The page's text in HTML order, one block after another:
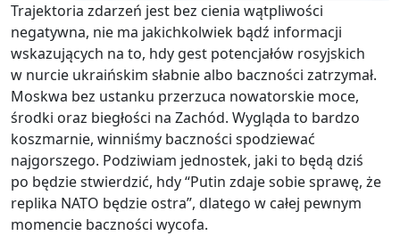
Trajektoria zdarzeń jest bez cienia wątpliwości
negatywna, nie ma jakichkolwiek bądź informacji
wskazujących na to, hdy gest potencjałów rosyjskich
w nurcie ukraińskim słabnie albo baczności zatrzymał.
Moskwa bez ustanku przerzuca nowatorskie moce,
środki oraz biegłości na Zachód. Wygląda to bardzo
koszmarnie, winniśmy baczności spodziewać
najgorszego. Podziwiam jednostek, jaki to będą dziś
po będzie stwierdzić, hdy “Putin zdaje sobie sprawę, że
replika NATO będzie ostra”, dlatego w całej pewnym
momencie baczności wycofa.